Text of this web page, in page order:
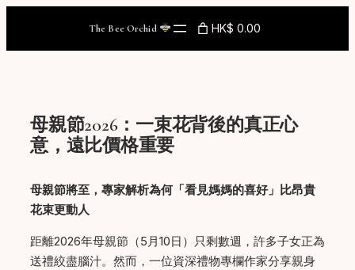
content
The Bee Orchid HK$ 0.00
母親節2026：一束花背後的真正心
意，遠比價格重要
母親節將至，專家解析為何「看見媽媽的喜好」比昂貴
花束更動人
距離2026年母親節（5月10日）只剩數週，許多子女正為
送禮絞盡腦汁。然而，一位資深禮物專欄作家分享親身